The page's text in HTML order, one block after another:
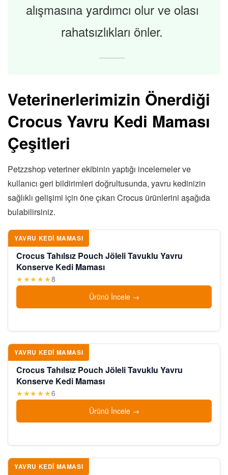
alışmasına yardımcı olur ve olası
rahatsızlıkları önler.
Veterinerlerimizin Önerdiği
Crocus Yavru Kedi Maması
Çeşitleri
Petzzshop veteriner ekibinin yaptığı incelemeler ve
kullanıcı geri bildirimleri doğrultusunda, yavru kedinizin
sağlıklı gelişimi için öne çıkan Crocus ürünlerini aşağıda
bulabilirsiniz.
YAVRU KEDI MAMASI
Crocus Tahılsız Pouch Jöleli Tavuklu Yavru
Konserve Kedi Maması
★★★★★8
Ürünü İncele
YAVRU KEDI MAMASI
Crocus Tahılsız Pouch Jöleli Tavuklu Yavru
Konserve Kedi Maması
★★★★★6
Ürünü İncele
YAVRU KEDI MAMASI